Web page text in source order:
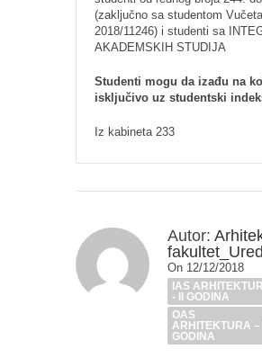
(zaključno sa studentom
2018/11246) i studenti sa
AKADEMSKIH STUDIJA
Studenti mogu da izađu na
isključivo uz studentski
Iz kabineta 233
Autor:
On 12/12/2018
IAS
- II GODINA
OAS
ARHITEKTURA – II
GODINA